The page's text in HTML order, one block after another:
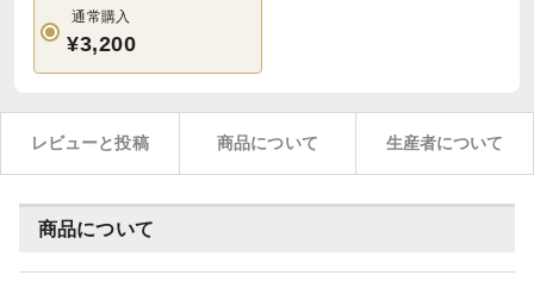
通常購入
¥3,200
レビューと投稿 商品について 生産者について
商品について